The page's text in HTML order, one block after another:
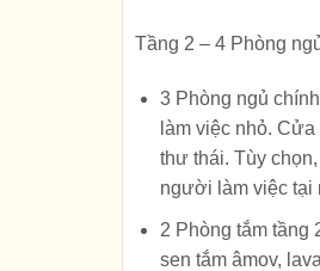
Tầng 2 – 4 Phòng
3 Phòng ngủ
làm việc nhỏ.
thư thái. Tùy
người làm việc tại
2 Phòng tắm
sen tắm âmov,